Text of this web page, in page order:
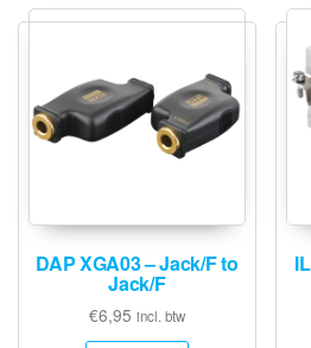
DAP XGA03 – Jack/F to
Jack/F
€6,95 incl. btw